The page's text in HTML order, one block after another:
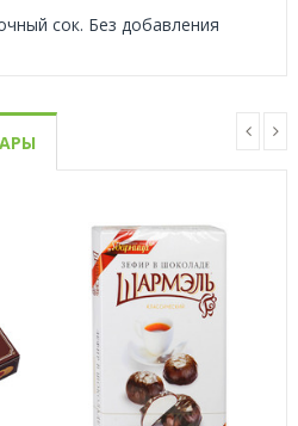
сок. Без добавления